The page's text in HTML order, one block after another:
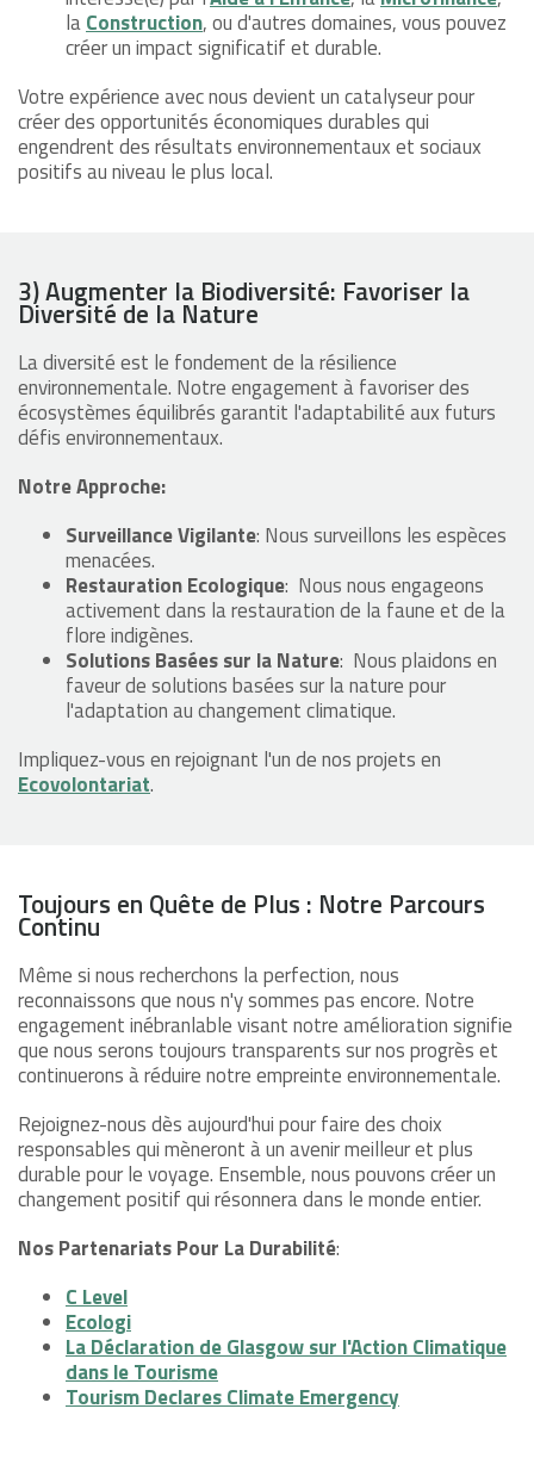
laConstruction, ou d'autres domaines, vous pouvez
créer un impact significatif et durable.
Votre expérience avec nous devient un catalyseur pour
créer des opportunités économiques durables qui
engendrent des résultats environnementaux et sociaux
positifs au niveau le plus local.
3) Augmenter la Biodiversité: Favoriser la
Diversité de la Nature
La diversité est le fondement de la résilience
environnementale. Notre engagement à favoriser des
écosystèmes équilibrés garantit l'adaptabilité aux futurs
défis environnementaux.
Notre Approche:
Surveillance Vigilante: Nous surveillons les espèces
menacées.
Restauration Ecologique: Nous nous engageons
activement dans la restauration de la faune et de la
flore indigènes.
Solutions Basées sur la Nature: Nous plaidons en
faveur de solutions basées sur la nature pour
l'adaptation au changement climatique.
Impliquez-vous en rejoignant l'un de nos projets en
Ecovolontariat.
Toujours en Quête de Plus : Notre Parcours
Continu
Même si nous recherchons la perfection, nous
reconnaissons que nous n'y sommes pas encore. Notre
engagement inébranlable visant notre amélioration signifie
que nous serons toujours transparents sur nos progrès et
continuerons à réduire notre empreinte environnementale.
Rejoignez-nous dès aujourd'hui pour faire des choix
responsables qui mèneront à un avenir meilleur et plus
durable pour le voyage. Ensemble, nous pouvons créer un
changement positif qui résonnera dans le monde entier.
Nos Partenariats Pour La Durabilité:
C Level
Ecologi
La Déclaration de Glasgow sur l'Action Climatique
dans le Tourisme
Tourism Declares Climate Emergency